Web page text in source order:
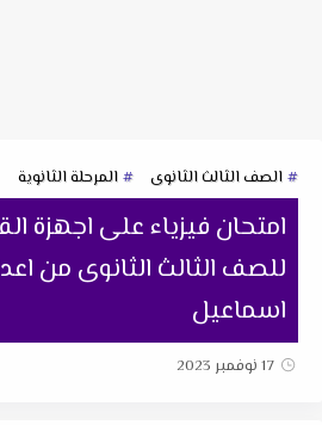
الصف الثالث الثانوى المرحلة الثانوية
امتحان فيزياء على اجهزة
للصف الثالث الثانوى من
اسماعيل
17 نوفمبر 2023